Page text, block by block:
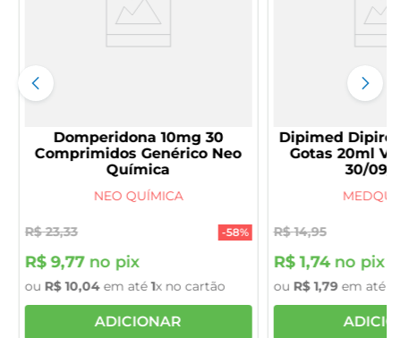
Domperidona 10mg 30
Comprimidos Genérico Neo
Química
NEO QUÍMICA
R$ 23,33 -58%
R$ 9,77no pix
ou R$ 10,04em até1x no cartão
ADICIONAR
Dipimed
Gotas 20ml
30/09/
R$ 14,95
R$ 1,74no pix
ou R$ 1,79em até